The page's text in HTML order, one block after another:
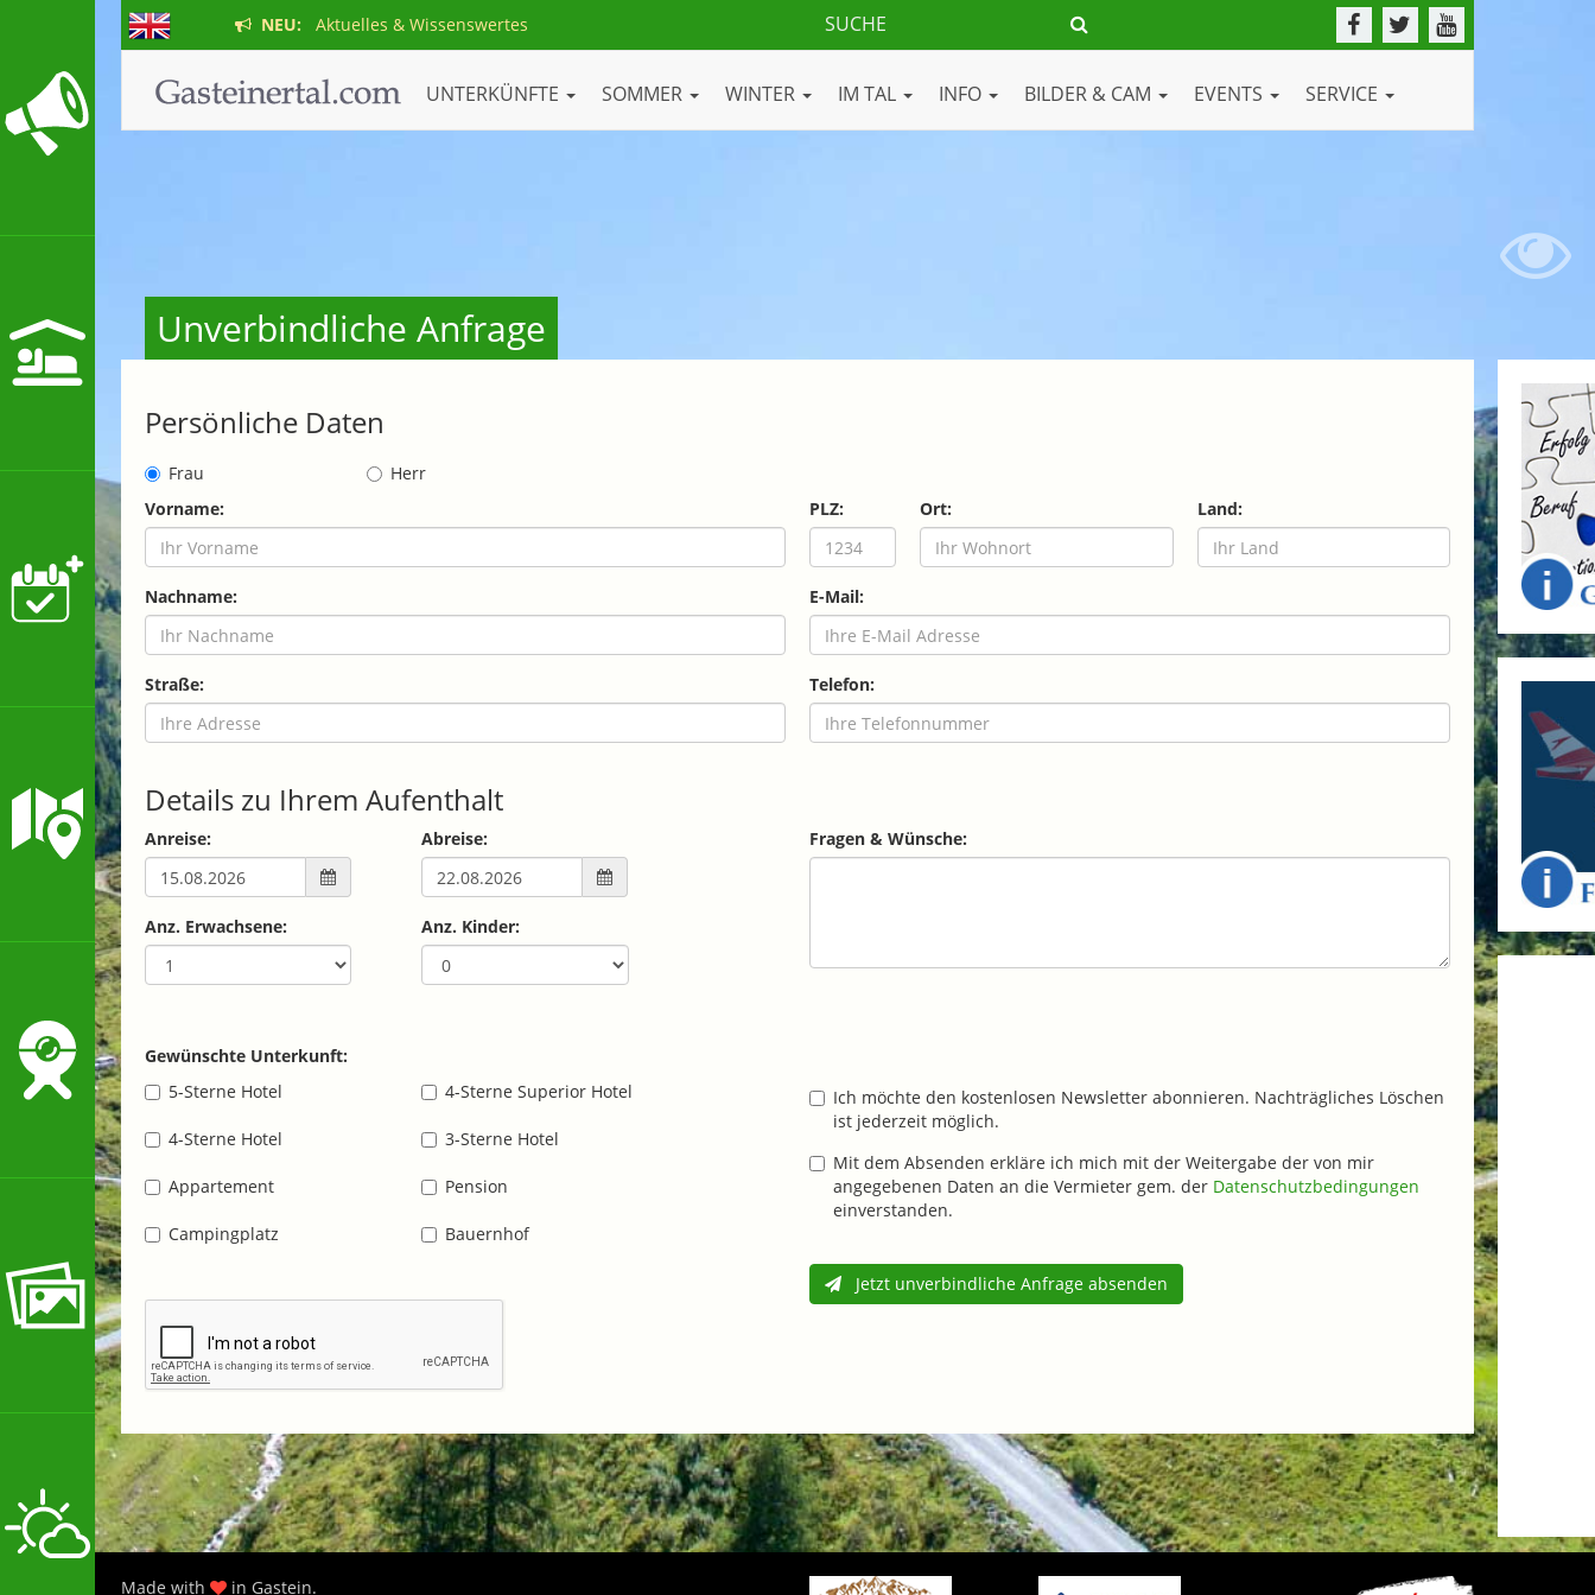
NEU: Aktuelles & Wissenswertes
UNTERKÜNFTE SOMMER WINTER IM TAL INFO BILDER & CAM EVENTS SERVICE
Unverbindliche Anfrage
Persönliche Daten
Frau
Herr
Vorname:
Nachname:
Straße:
PLZ: Ort: Land:
E-Mail:
Telefon:
Details zu Ihrem Aufenthalt
Anreise: Abreise:
Anz. Erwachsene: Anz. Kinder:
Fragen & Wünsche:
Gewünschte Unterkunft:
5-Sterne Hotel
4-Sterne Superior Hotel
4-Sterne Hotel 3-Sterne Hotel
Appartement Pension
Campingplatz Bauernhof
Ich möchte den kostenlosen Newsletter abonnieren. Nachträgliches Löschen
ist jederzeit möglich.
Mit dem Absenden erkläre ich mich mit der Weitergabe der von mir
angegebenen Daten an die Vermieter gem. der Datenschutzbedingungen
einverstanden.
Jetzt unverbindliche Anfrage absenden
Made with in Gastein.